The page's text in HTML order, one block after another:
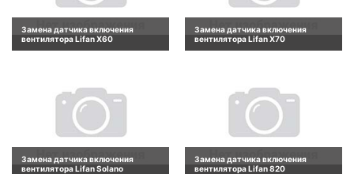
Замена датчика включения
вентилятора Lifan X60
Замена датчика включения
вентилятора Lifan X70
Замена датчика включения
вентилятора Lifan Solano
Замена датчика включения
вентилятора Lifan 820